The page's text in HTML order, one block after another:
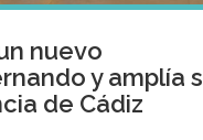
nuevo
y amplía
de Cádiz